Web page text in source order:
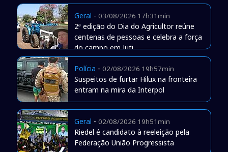
Geral - 03/08/2026 17h31min
2ª edição do Dia do Agricultor reúne
centenas de pessoas e celebra a força
do campo em Juti
Polícia - 02/08/2026 19h57min
Suspeitos de furtar Hilux na fronteira
entram na mira da Interpol
Geral - 02/08/2026 19h51min
Riedel é candidato à reeleição pela
Federação União Progressista